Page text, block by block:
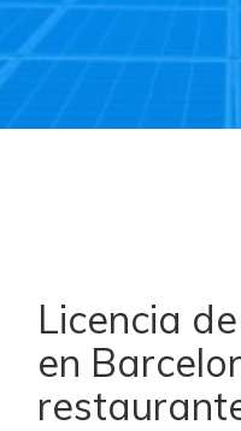
Licencia
en